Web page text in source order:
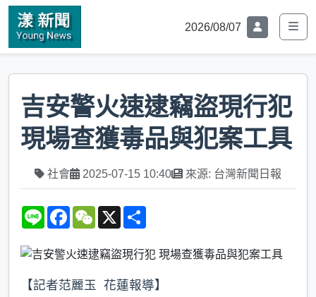
2026/08/07
吉安警火速逮竊盜現行犯
現場查獲毒品與犯案工具
社會 2025-07-15 10:40 來源: 台灣新聞日報
L
F
b
o
k
W
a
X
e
【記者范麗玉 花蓮報導】